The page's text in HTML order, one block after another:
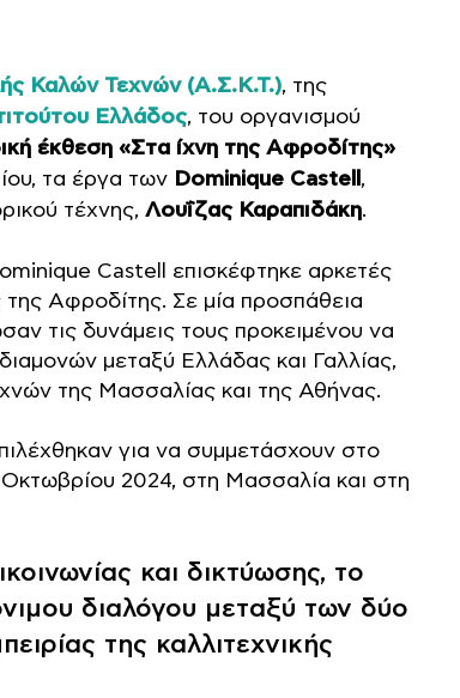
Καλών Τεχνών (Α.Σ.Κ.Τ.), της
Ελλάδος, του οργανισμού
έκθεση «Στα ίχνη της Αφροδίτης»
τα έργα των Dominique Castell,
τέχνης, Λουΐζας Καραπιδάκη.
Castell επισκέφτηκε αρκετές
Αφροδίτης. Σε μία προσπάθεια
τις δυνάμεις τους προκειμένου να
μεταξύ Ελλάδας και Γαλλίας,
της Μασσαλίας και της Αθήνας.
για να συμμετάσχουν στο
2024, στη Μασσαλία και στη
και δικτύωσης, το
διαλόγου μεταξύ των δύο
της καλλιτεχνικής